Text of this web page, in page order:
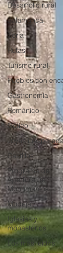
Desarrollo rural
Salamanca
Soria
Rutas
Turismo rural
Pueblos con
Gastronomía
Románico
Gótico
Joyas
Castillos
Programa de
Apertura de
Monumentos
Mudéjar
Iglesias y
monasterios
Los más leídos